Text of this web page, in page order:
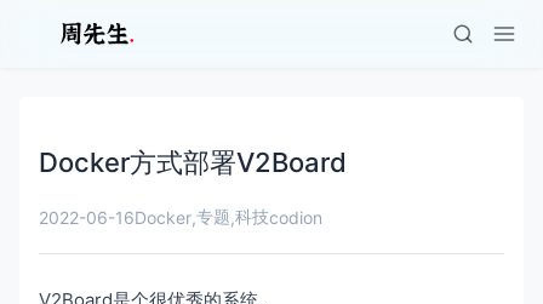
Docker方式部署V2Board
2022-06-16Docker,专题,科技codion